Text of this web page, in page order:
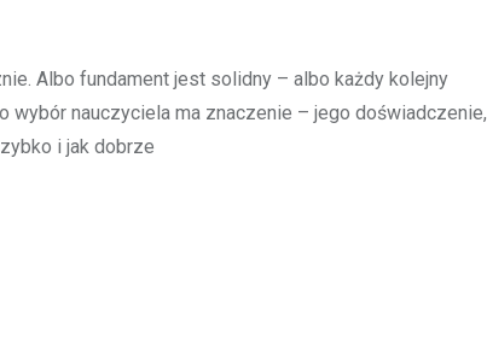
Albo fundament jest solidny – albo każdy kolejny
wybór nauczyciela ma znaczenie – jego doświadczenie,
i jak dobrze